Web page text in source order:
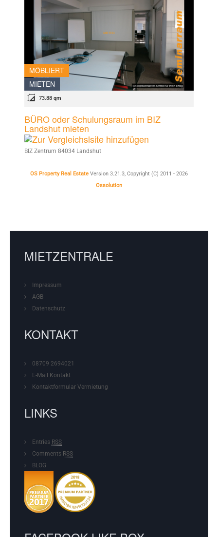
MÖBLIERT
MIETEN
73.88 qm
BÜRO oder Schulungsraum im BIZ
Landshut mieten
BIZ Zentrum 84034 Landshut
OS Property Real Estate Version 3.21.3, Copyright (C) 2011 - 2026
Ossolution
MIETZENTRALE
Impressum
AGB
Datenschutz
KONTAKT
08709 2694021
E-Mail Kontakt
Kontaktformular Vermietung
LINKS
Entries RSS
Comments RSS
BLOG